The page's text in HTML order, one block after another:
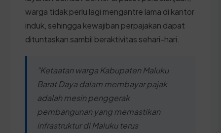
warga tidak perlu lagi mengantre lama di kantor
induk, sehingga kewajiban perpajakan dapat
dituntaskan sambil beraktivitas sehari-hari.
"Ketaatan warga Kabupaten Maluku
Barat Daya dalam membayar pajak
adalah mesin penggerak
pembangunan yang memastikan
infrastruktur di Maluku terus